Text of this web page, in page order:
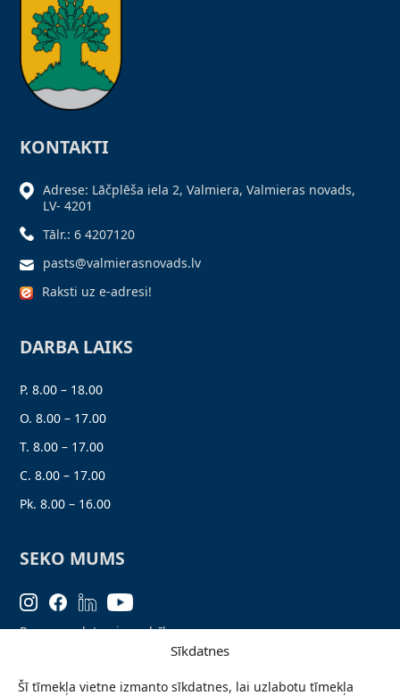
Sīkdatnes
Šī tīmekļa vietne izmanto sīkdatnes, lai uzlabotu tīmekļa
KONTAKTI
Adrese: Lāčplēša iela 2, Valmiera, Valmieras novads,
LV- 4201
Tālr.: 6 4207120
pasts@valmierasnovads.lv
Raksti uz e-adresi!
DARBA LAIKS
P. 8.00 – 18.00
O. 8.00 – 17.00
T. 8.00 – 17.00
C. 8.00 – 17.00
Pk. 8.00 – 16.00
SEKO MUMS
Personas datu aizsardzība
Ziņo par problēmu